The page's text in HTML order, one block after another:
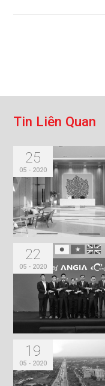
Tin Liên Quan
25
05 - 2020
22
05 - 2020
19
05 - 2020